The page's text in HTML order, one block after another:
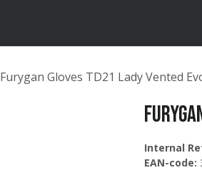
Furygan Gloves TD21 Lady Vented
Internal
EAN-code: